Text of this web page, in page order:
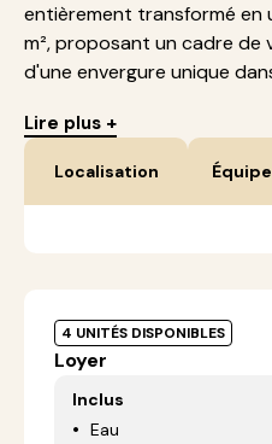
entièrement transformé en
m², proposant un cadre de
d'une envergure unique
Lire plus +
Localisation
4 UNITÉS DISPONIBLES
Loyer
Inclus
Eau